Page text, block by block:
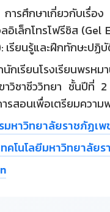
รศึกษาเกี่ยวกับเรื่อ
อิเล็กโทรโฟรีซิส
รียนรู้และฝึกทักษะปฏิ
กเรียนโรงเรียนพรห
าวิชาชีววิทยา ชั้นปีที่
รสอนเพื่อเตรียมควา
หาวิทยาลัยราชภัฏเพ
คโนโลยีมหาวิทยาลัย